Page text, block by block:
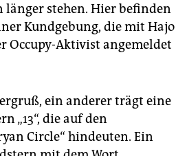
stehen. Hier befinden
Kundgebung, die mit Hajo
Occupy-Aktivist angemeldet
ein anderer trägt eine
„13“, die auf den
Circle“ hindeuten. Ein